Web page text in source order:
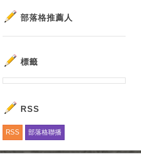
部落格推薦人
標籤
RSS
RSS 部落格聯播